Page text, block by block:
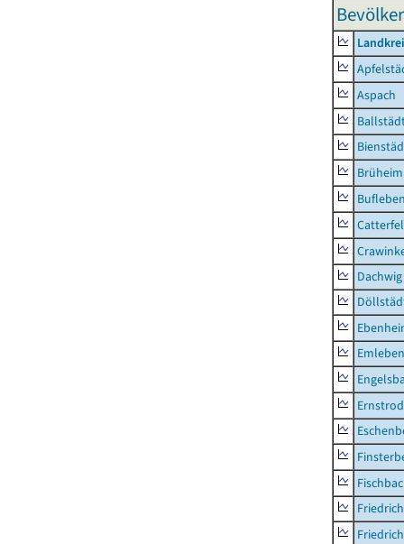
Aspach
Brüheim
Dachwig
Emleben